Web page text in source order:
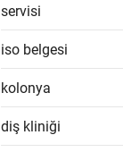
servisi
iso belgesi
kolonya
diş kliniği